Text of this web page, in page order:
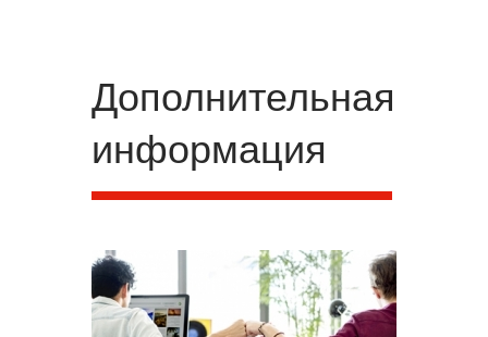
Дополнительная
информация